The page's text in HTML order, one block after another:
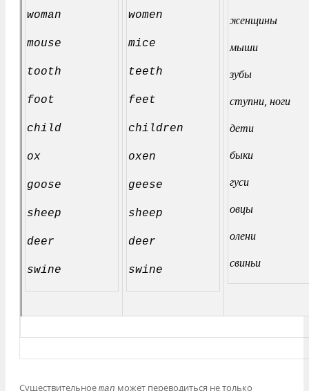
woman
mouse
tooth
foot
child
ox
goose
sheep
deer
swine
women
mice
teeth
feet
children
oxen
geese
sheep
deer
swine
женщины
мыши
зубы
ступни, ноги
дети
быки
гуси
овцы
олени
свиньи
Существительное man может переводиться не только